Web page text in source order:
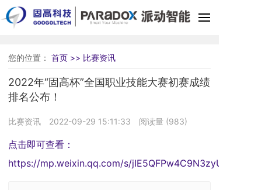
您的位置： 首页 >> 比赛资讯
2022年“固高杯”全国职业技能大赛初赛成绩
排名公布！
比赛资讯 2022-09-29 15:11:33 阅读量 (983)
点击即可查看：
https://mp.weixin.qq.com/s/jIE5QFPw4C9N3zyUBre3Qw